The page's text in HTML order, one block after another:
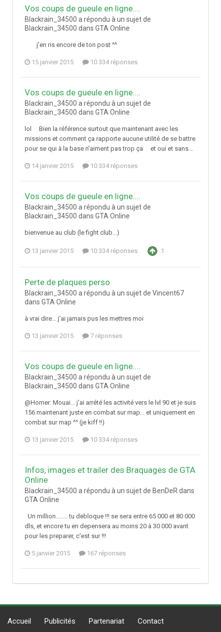
Vos coups de gueule en ligne....
Blackrain_34500 a répondu à un sujet de
Blackrain_34500 dans GTA Online
j'en ris encore de ton post ^^
15 janvier 2015 10 334 réponses
Vos coups de gueule en ligne....
Blackrain_34500 a répondu à un sujet de
Blackrain_34500 dans GTA Online
lol Bien la référence surtout que maintenant avec les
missions et comment ça rapporte aucune utilité de se battre
pour se qui à la base n'aiment pas trop ça et oui et sans...
14 janvier 2015 10 334 réponses
Vos coups de gueule en ligne....
Blackrain_34500 a répondu à un sujet de
Blackrain_34500 dans GTA Online
bienvenue au club (le fight club...)
13 janvier 2015 10 334 réponses 1
Perte de plaques perso
Blackrain_34500 a répondu à un sujet de Vincent67
dans GTA Online
à vrai dire... j'ai jamais pus les mettres moi
13 janvier 2015 7 réponses
Vos coups de gueule en ligne....
Blackrain_34500 a répondu à un sujet de
Blackrain_34500 dans GTA Online
@Homer: Mouai... j'ai arrété les activité vers le lvl 90 et je suis
156 maintenant juste en combat sur map... et uniquement en
combat sur map ^^ (je kiff !!)
13 janvier 2015 10 334 réponses
Infos, images et trailer des Braquages de GTA
Online
Blackrain_34500 a répondu à un sujet de BenDeR dans
GTA Online
Un million........ tu debloque !!! se sera entre 65 000 et 80 000
dls, et encore tu en depensera au moins 20 à 30 000 avant
pour les preparer, c'est sur !!!
5 janvier 2015 167 réponses
Accueil Publicités Partenariat Contact